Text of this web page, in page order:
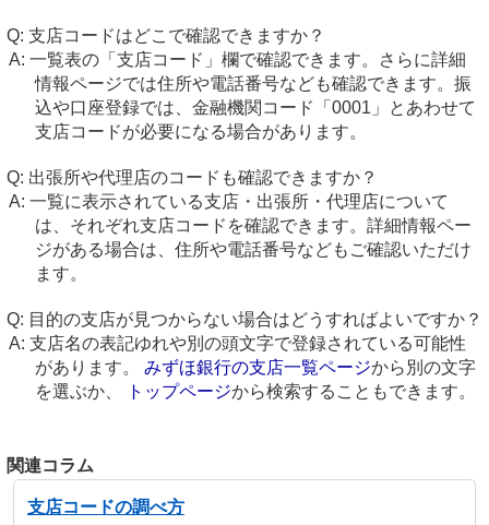
支店コードはどこで確認できますか？
一覧表の「支店コード」欄で確認できます。さらに詳細
情報ページでは住所や電話番号なども確認できます。振
込や口座登録では、金融機関コード「0001」とあわせて
支店コードが必要になる場合があります。
出張所や代理店のコードも確認できますか？
一覧に表示されている支店・出張所・代理店について
は、それぞれ支店コードを確認できます。詳細情報ペー
ジがある場合は、住所や電話番号などもご確認いただけ
ます。
目的の支店が見つからない場合はどうすればよいですか？
支店名の表記ゆれや別の頭文字で登録されている可能性
があります。 みずほ銀行の支店一覧ページから別の文字
を選ぶか、
トップページから検索することもできます。
関連コラム
支店コードの調べ方